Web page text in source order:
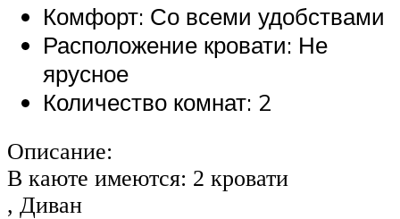
Комфорт: Со всеми удобствами
Расположение кровати: Не
ярусное
Количество комнат: 2
Описание:
В каюте имеются: 2 кровати
, Диван